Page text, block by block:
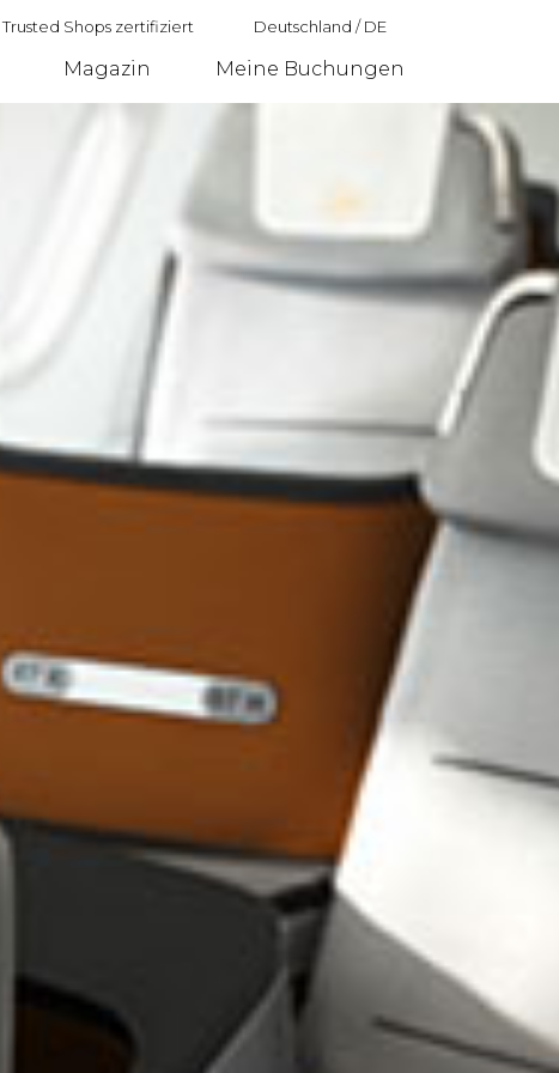
Trusted Shops zertifiziert Deutschland /DE
Magazin Meine Buchungen